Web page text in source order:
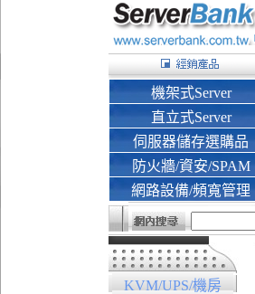
機架式Server
直立式Server
伺服器儲存選購品
防火牆/資安/SPAM
網路設備/頻寬管理
KVM/UPS/機房